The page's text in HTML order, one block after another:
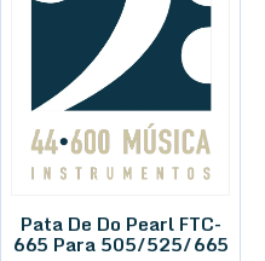
Pata De Do Pearl FTC-
665 Para 505/525/665